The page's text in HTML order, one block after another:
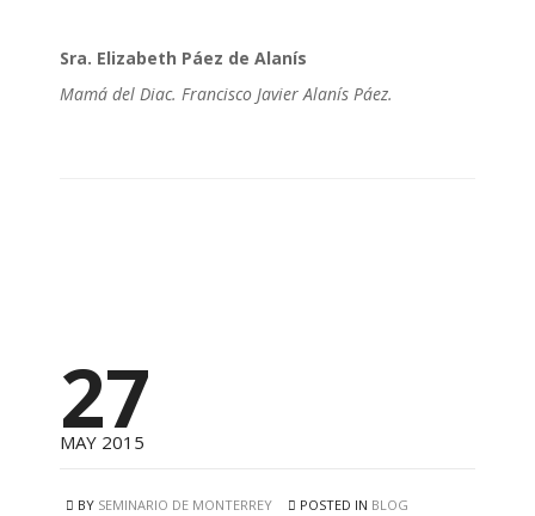
Sra. Elizabeth Páez de Alanís
Mamá del Diac. Francisco Javier Alanís Páez.
27
MAY 2015
BY SEMINARIO DE MONTERREY POSTED IN BLOG